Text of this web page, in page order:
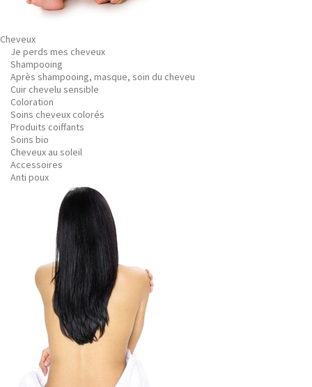
Cheveux
Je perds mes cheveux
Shampooing
Après shampooing, masque, soin du cheveu
Cuir chevelu sensible
Coloration
Soins cheveux colorés
Produits coiffants
Soins bio
Cheveux au soleil
Accessoires
Anti poux